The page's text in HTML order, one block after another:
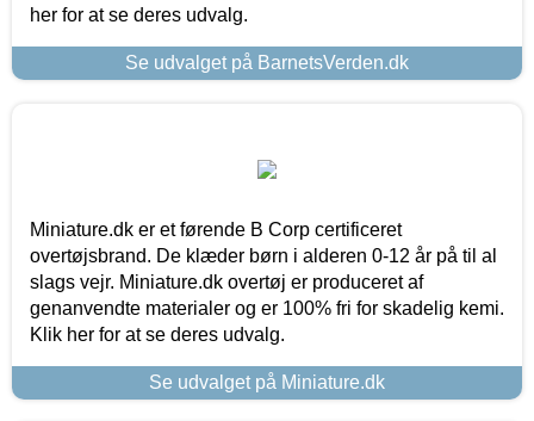
her for at se deres udvalg.
Se udvalget på BarnetsVerden.dk
Miniature.dk er et førende B Corp certificeret
overtøjsbrand. De klæder børn i alderen 0-12 år på til al
slags vejr. Miniature.dk overtøj er produceret af
genanvendte materialer og er 100% fri for skadelig kemi.
Klik her for at se deres udvalg.
Se udvalget på Miniature.dk